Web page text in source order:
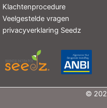
Klachtenprocedure
Veelgestelde vragen
privacyverklaring Seedz
©